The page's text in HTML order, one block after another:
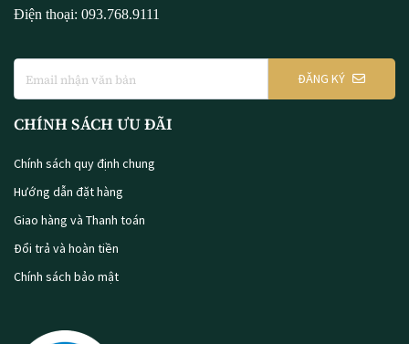
Điện thoại: 093.768.9111
ĐĂNG KÝ
CHÍNH SÁCH ƯU ĐÃI
Chính sách quy định chung
Hướng dẫn đặt hàng
Giao hàng và Thanh toán
Đổi trả và hoàn tiền
Chính sách bảo mật